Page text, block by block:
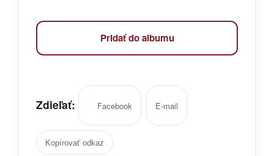
Pridať do albumu
Zdieľať: Facebook E-mail
Kopírovať odkaz